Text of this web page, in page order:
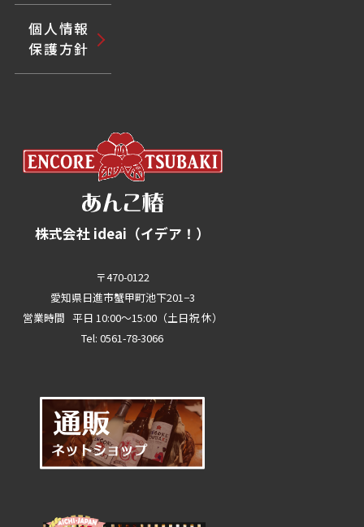
個人情報
保護方針
株式会社 ideai（イデア！）
〒470-0122
愛知県日進市蟹甲町池下201−3
営業時間 平日 10:00～15:00（土日祝 休）
Tel: 0561-78-3066